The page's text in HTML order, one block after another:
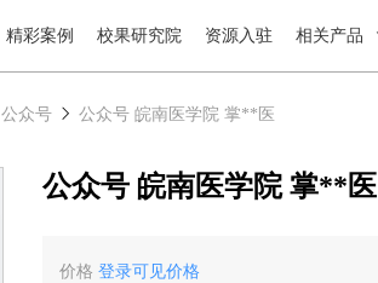
精彩案例 校果研究院 资源入驻 相关产品
公众号 公众号 皖南医学院 掌**医
公众号 皖南医学院 掌**医
价格 登录可见价格